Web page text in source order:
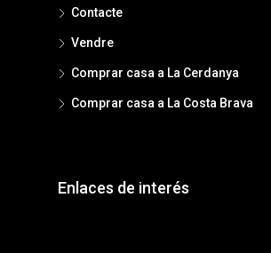
Contacte
Vendre
Comprar casa a La Cerdanya
Comprar casa a La Costa Brava
Enlaces de interés